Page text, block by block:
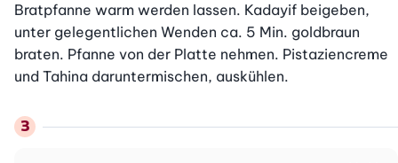
Bratpfanne warm werden lassen. Kadayif beigeben,
unter gelegentlichen Wenden ca. 5 Min. goldbraun
braten. Pfanne von der Platte nehmen. Pistaziencreme
und Tahina daruntermischen, auskühlen.